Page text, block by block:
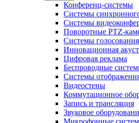
Конференц-системы
Системы
Системы
Поворотные PTZ-
Системы голосования
Инновационная
Цифровая реклама
Беспроводные
Системы
Видеостены
Коммутационное
Запись и трансляция
Звуковое
Микрофонные